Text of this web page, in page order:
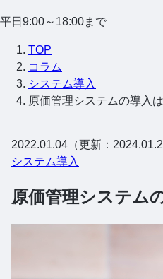
平日9:00～18:00まで
TOP
コラム
システム導入
原価管理システムの導入
2022.01.04（更新：
システム導入
原価管理システム